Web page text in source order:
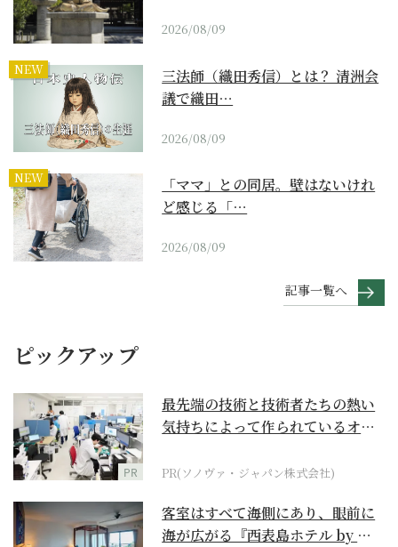
2026/08/09
NEW
三法師（織田秀信）とは？ 清洲会
議で織田…
2026/08/09
NEW
「ママ」との同居。壁はないけれ
ど感じる「…
2026/08/09
記事一覧へ
ピックアップ
PR
最先端の技術と技術者たちの熱い
気持ちによって作られているオー
PR(ソノヴァ・ジャパン株式会社)
客室はすべて海側にあり、眼前に
海が広がる『西表島ホテル by 星